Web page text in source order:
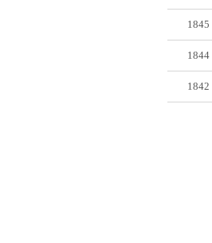
1845
1844
1842